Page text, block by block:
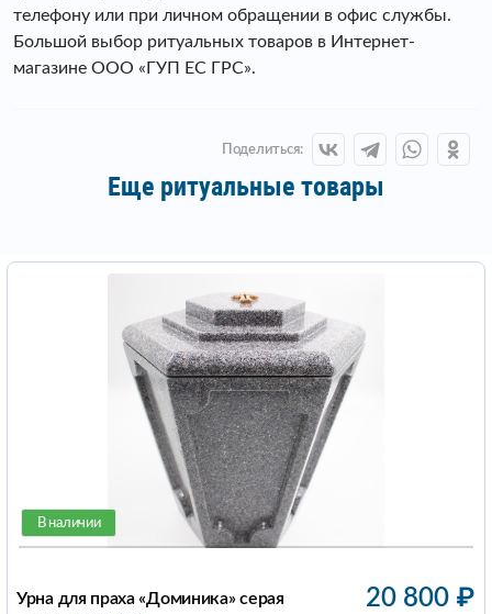
телефону или при личном обращении в офис службы.
Большой выбор ритуальных товаров в Интернет-
магазине ООО «ГУП ЕС ГРС».
Поделиться:
Еще ритуальные товары
В наличии
Урна для праха «Доминика» серая 20 800 ₽